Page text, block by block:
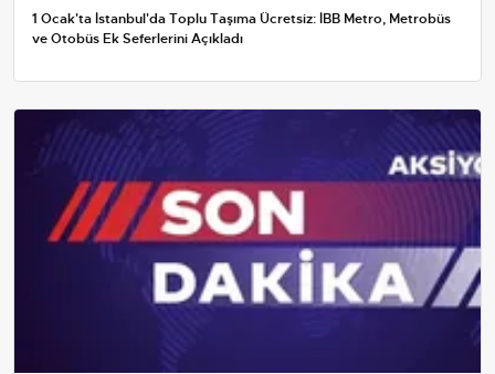
1 Ocak'ta İstanbul'da Toplu Taşıma Ücretsiz: İBB Metro, Metrobüs
ve Otobüs Ek Seferlerini Açıkladı